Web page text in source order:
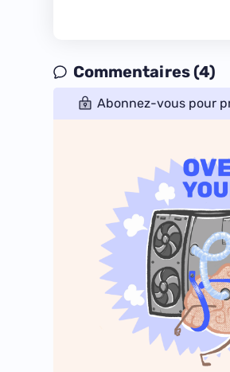
Commentaires (4)
Abonnez-vous pour